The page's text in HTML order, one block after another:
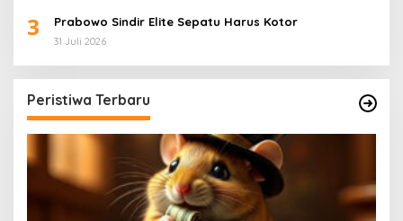
3 Prabowo Sindir Elite Sepatu Harus Kotor
31 Juli 2026
Peristiwa Terbaru